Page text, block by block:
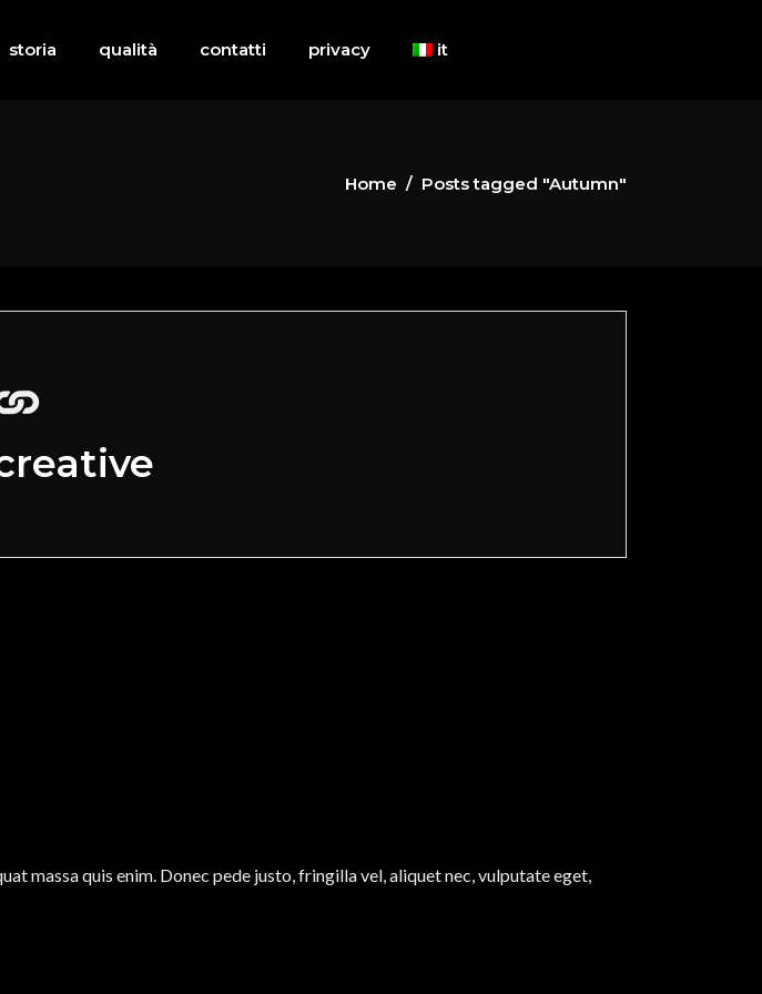
storia qualità contatti privacy it
Home / Posts tagged "Autumn"
massa quis enim. Donec pede justo, fringilla vel, aliquet nec, vulputate eget,